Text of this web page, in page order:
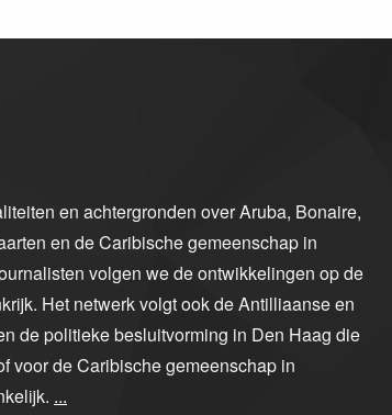
en achtergronden over Aruba, Bonaire,
en de Caribische gemeenschap in
volgen we de ontwikkelingen op de
Het netwerk volgt ook de Antilliaanse en
de politieke besluitvorming in Den Haag die
voor de Caribische gemeenschap in
...